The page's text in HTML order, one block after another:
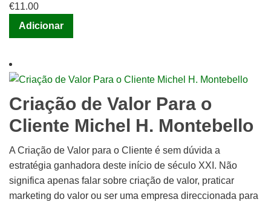
€11.00
Adicionar
Criação de Valor Para o
Cliente Michel H. Montebello
A Criação de Valor para o Cliente é sem dúvida a
estratégia ganhadora deste início de século XXI. Não
significa apenas falar sobre criação de valor, praticar
marketing do valor ou ser uma empresa direccionada para